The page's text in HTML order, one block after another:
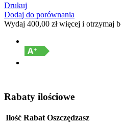
Drukuj
Dodaj do porównania
Wydaj 400,00 złwięcej i otrzymaj
Rabaty ilościowe
Ilość Rabat Oszczędzasz